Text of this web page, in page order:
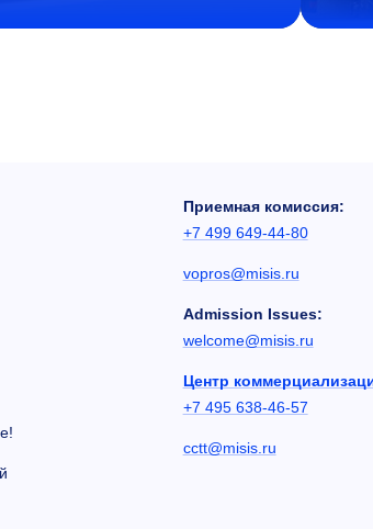
Приемная комиссия:
+7 499 649-44-80
vopros@misis.ru
Admission Issues:
welcome@misis.ru
Центр
+7 495 638-46-57
cctt@misis.ru